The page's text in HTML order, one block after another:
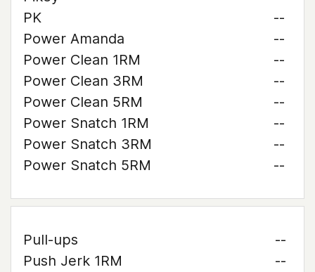
PK
--
Power Amanda
--
Power Clean 1RM
--
Power Clean 3RM
--
Power Clean 5RM
--
Power Snatch 1RM
--
Power Snatch 3RM
--
Power Snatch 5RM
--
Pull-ups
--
Push Jerk 1RM
--